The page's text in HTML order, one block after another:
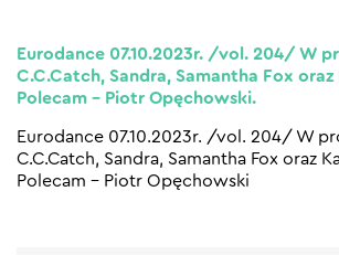
Eurodance 07.10.2023r. /vol. 204/ W
C.C.Catch, Sandra, Samantha Fox oraz
Polecam – Piotr Opęchowski.
Eurodance 07.10.2023r. /vol. 204/ W
C.C.Catch, Sandra, Samantha Fox oraz
Polecam – Piotr Opęchowski